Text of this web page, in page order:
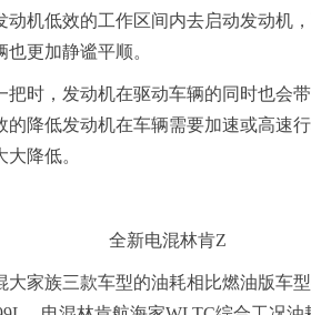
机低效的工作区间内去启动发动机
更加静谧平顺。
时，发动机在驱动车辆的同时也会
降低发动机在车辆需要加速或高速
降低。
全新电混林肯Z
家族三款车型的油耗相比燃油版车